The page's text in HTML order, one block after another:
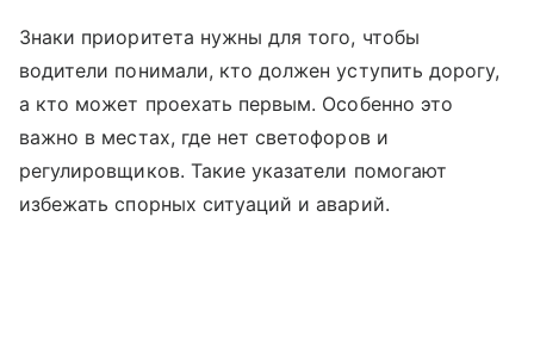
Знаки приоритета нужны для того, чтобы
водители понимали, кто должен уступить дорогу,
а кто может проехать первым. Особенно это
важно в местах, где нет светофоров и
регулировщиков. Такие указатели помогают
избежать спорных ситуаций и аварий.